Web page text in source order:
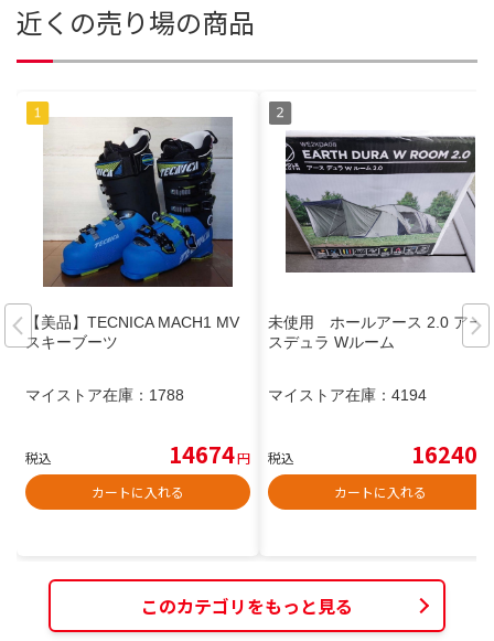
近くの売り場の商品
【美品】TECNICA MACH1 MV
スキーブーツ
マイストア在庫： 1788
税込 14674円
カートに入れる
未使用 ホールアース 2.0 アー
スデュラ Wルーム
マイストア在庫： 4194
税込 16240
カートに入れる
このカテゴリをもっと見る